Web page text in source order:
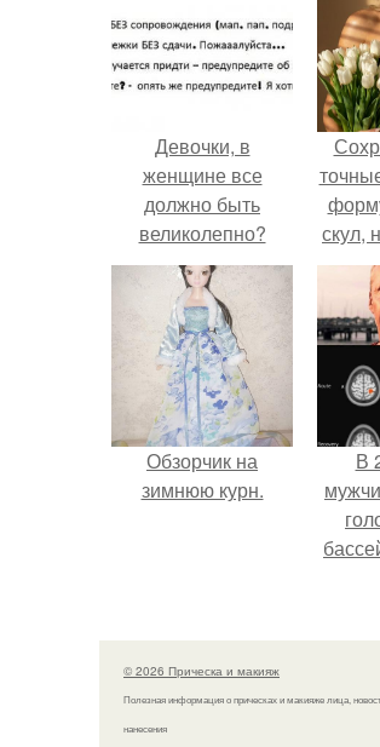
Девочки, в
женщине все
должно быть
великолепно?
скул,
Обзорчик на
зимнюю курн.
В
© 2026 Прическа и макияж
Полезная информация о прическах и макияже лица,
нанесения